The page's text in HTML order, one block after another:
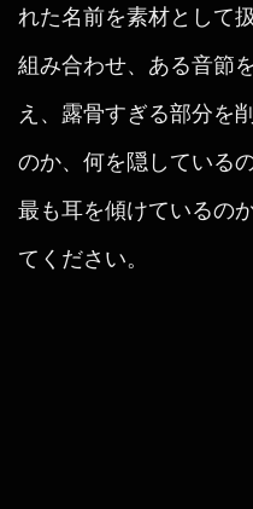
れた名前を素材として
組み合わせ、ある音節
え、露骨すぎる部分を
のか、何を隠している
最も耳を傾けているの
てください。